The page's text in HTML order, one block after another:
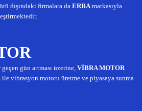
dışındaki firmalara da ERBA markasıyla
gün artması üzerine, VİBRA MOTOR
ile vibrasyon motoru üretme ve piyasaya sunma